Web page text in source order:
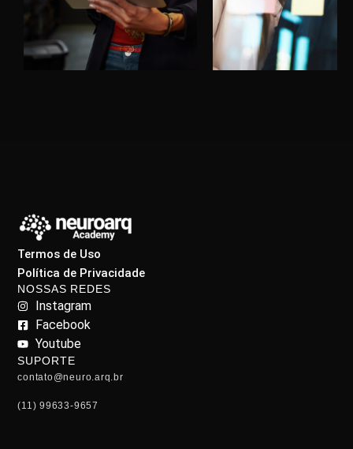
Termos de Uso
Política de Privacidade
NOSSAS REDES
Instagram
Facebook
Youtube
SUPORTE
contato@neuro.arq.br
(11) 99633-9657